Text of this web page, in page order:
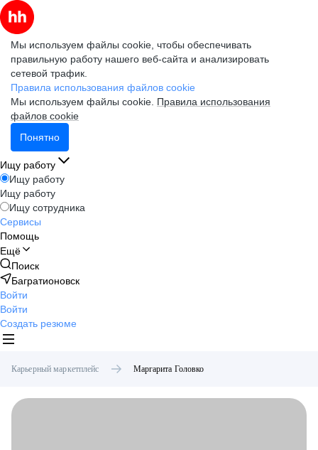
Мы используем файлы cookie, чтобы обеспечивать
правильную работу нашего веб-сайта и анализировать
сетевой трафик.
Правила использования файлов cookie
Мы используем файлы cookie. Правила использования
файлов cookie
Понятно
Ищу работу
Ищу работу
Ищу работу
Ищу сотрудника
Сервисы
Помощь
Ещё
Поиск
Багратионовск
Войти
Войти
Создать резюме
Карьерный маркетплейс Маргарита Головко